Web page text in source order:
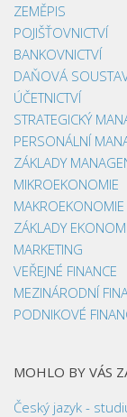
ZEMĚPIS
POJIŠŤOVNICTVÍ
BANKOVNICTVÍ
DAŇOVÁ
ÚČETNICTVÍ
STRATEGICKÝ
PERSONÁLNÍ
ZÁKLADY
MIKROEKONOMIE
MAKROEKONOMIE
ZÁKLADY
MARKETING
VEŘEJNÉ FINANCE
MEZINÁRODNÍ
PODNIKOVÉ
MOHLO BY VÁS
Český jazyk -